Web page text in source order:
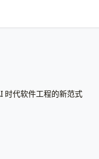
代软件工程的新范式